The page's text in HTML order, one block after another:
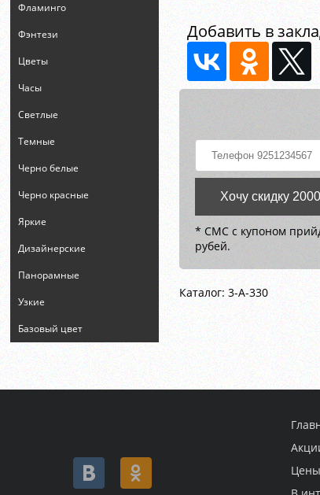
Фламинго
Фэнтези
Цветы
Часы
Светлые
Темные
Черно белые
Черно красные
Яркие
Дизайнерские
Панорамные
Узкие
Базовый цвет
Добавить в
Хочу скидку
* СМС с купоном
рубей.
Каталог: 3-A-330